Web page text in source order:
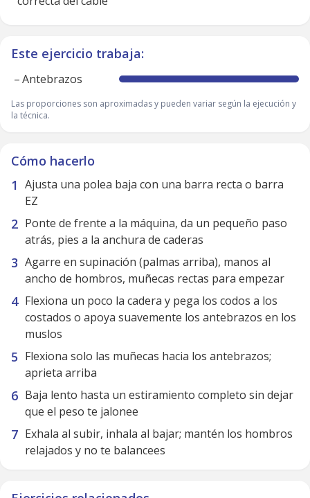
Este ejercicio trabaja:
–Antebrazos
Las proporciones son aproximadas y pueden variar según la ejecución y
la técnica.
Cómo hacerlo
Ajusta una polea baja con una barra recta o barra
EZ
Ponte de frente a la máquina, da un pequeño paso
atrás, pies a la anchura de caderas
Agarre en supinación (palmas arriba), manos al
ancho de hombros, muñecas rectas para empezar
Flexiona un poco la cadera y pega los codos a los
costados o apoya suavemente los antebrazos en los
muslos
Flexiona solo las muñecas hacia los antebrazos;
aprieta arriba
Baja lento hasta un estiramiento completo sin dejar
que el peso te jalonee
Exhala al subir, inhala al bajar; mantén los hombros
relajados y no te balancees